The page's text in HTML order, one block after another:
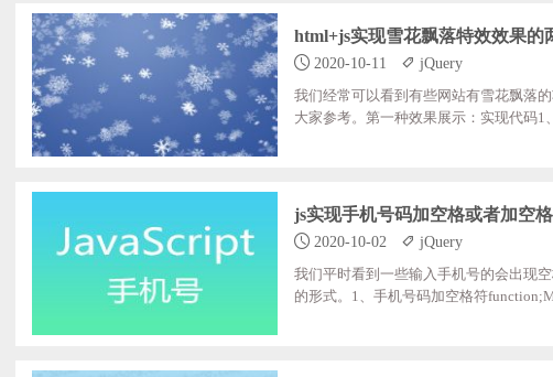
html+js实现雪花飘落特效效果的
2020-10-11 jQuery
我们经常可以看到有些网站有雪花飘落
大家参考。第一种效果展示：实现代码1
js实现手机号码加空格或者加空格
2020-10-02 jQuery
我们平时看到一些输入手机号的会出现
的形式。1、手机号码加空格符